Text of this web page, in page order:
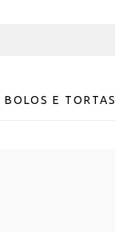
BOLOS E TORTAS